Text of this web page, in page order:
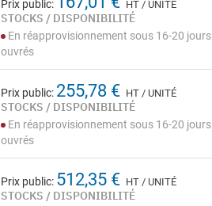
Prix public: HT / UNITÉ
STOCKS / DISPONIBILITÉ
En réapprovisionnement sous 16-20 jours
ouvrés
Prix public: 255,78 € HT / UNITÉ
STOCKS / DISPONIBILITÉ
En réapprovisionnement sous 16-20 jours
ouvrés
Prix public: 512,35 € HT / UNITÉ
STOCKS / DISPONIBILITÉ